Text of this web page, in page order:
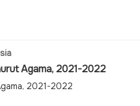
Agama, 2021-2022
2021-2022